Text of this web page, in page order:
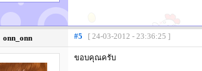
onn_onn #5 [ 24-03-2012 - 23:36:25 ]
ขอบคุณครับ